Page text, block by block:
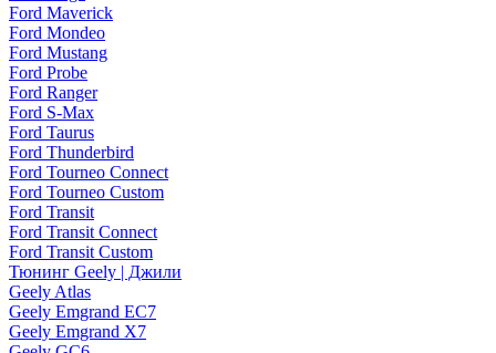
Ford Maverick
Ford Mondeo
Ford Mustang
Ford Probe
Ford Ranger
Ford S-Max
Ford Taurus
Ford Thunderbird
Ford Tourneo Connect
Ford Tourneo Custom
Ford Transit
Ford Transit Connect
Ford Transit Custom
Тюнинг Geely | Джили
Geely Atlas
Geely Emgrand EC7
Geely Emgrand X7